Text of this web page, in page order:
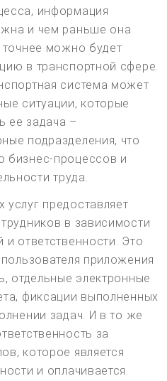
информация
и чем раньше она
точнее можно будет
в транспортной сфере.
система может
ситуации, которые
ее задача –
подразделения, что
бизнес-процессов и
труда.
предоставляет
в зависимости
ответственности. Это
приложения
отдельные электронные
фиксации выполненных
задач. И в то же
за
которое является
и оплачивается.